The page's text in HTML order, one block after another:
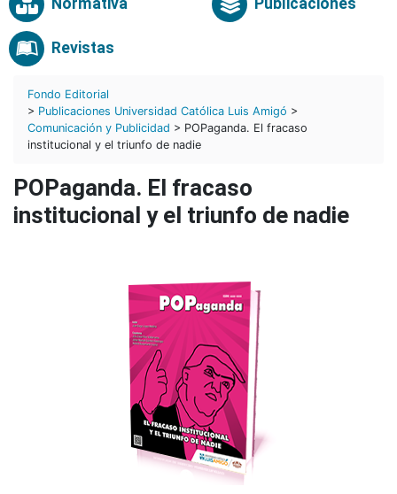
Normativa Publicaciones
Revistas
Fondo Editorial
> Publicaciones Universidad Católica Luis Amigó >
Comunicación y Publicidad > POPaganda. El fracaso
institucional y el triunfo de nadie
POPaganda. El fracaso
institucional y el triunfo de nadie